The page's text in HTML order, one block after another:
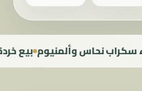
نحاس وألمنيوم بيع خردة